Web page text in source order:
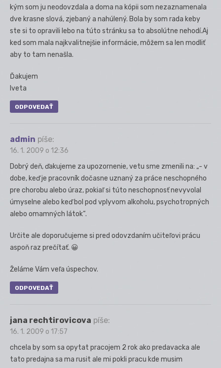
kým som ju neodovzdala a doma na kópii som nezaznamenala
dve krasne slová, zjebaný a nahúlený. Bola by som rada keby
ste si to opravili lebo na túto stránku sa to absolútne nehodí.Aj
ked som mala najkvalitnejšie informácie, môžem sa len modliť
aby to tam nenašla.
Ďakujem
Iveta
ODPOVEDAŤ
admin píše:
16. 1. 2009 o 12:36
Dobrý deň, ďakujeme za upozornenie, vetu sme zmenili na: „- v
dobe, keď je pracovník dočasne uznaný za práce neschopného
pre chorobu alebo úraz, pokiaľ si túto neschopnosť nevyvolal
úmyselne alebo keď bol pod vplyvom alkoholu, psychotropných
alebo omamných látok“.
Určite ale doporučujeme si pred odovzdaním učiteľovi prácu
aspoň raz prečítať. 😀
Želáme Vám veľa úspechov.
ODPOVEDAŤ
jana rechtirovicova píše:
16. 1. 2009 o 17:57
chcela by som sa opytat pracojem 2 rok ako predavacka ale
tato predajna sa ma rusit ale mi pokli pracu kde musim